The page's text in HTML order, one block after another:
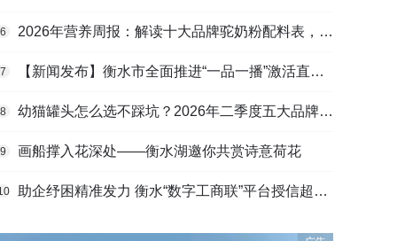
6 2026年营养周报：解读十大品牌驼奶粉配料表，识别纯驼乳与益生元
7 【新闻发布】衡水市全面推进“一品一播”激活直播电商发展新动能
8 幼猫罐头怎么选不踩坑？2026年二季度五大品牌肠胃适配营养安全
9 画船撑入花深处——衡水湖邀你共赏诗意荷花
助企纾困精准发力 衡水“数字工商联”平台授信超165亿元